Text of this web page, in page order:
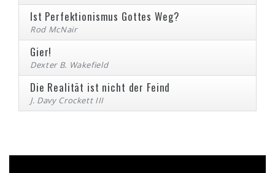
Ist Perfektionismus Gottes Weg?
Rod McNair
Gier!
Dexter B. Wakefield
Die Realität ist nicht der Feind
J. Davy Crockett III